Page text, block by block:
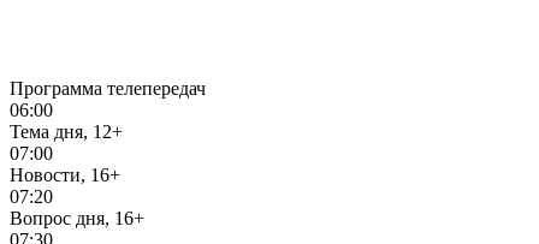
Программа телепередач
06:00
Тема дня, 12+
07:00
Новости, 16+
07:20
Вопрос дня, 16+
07:30